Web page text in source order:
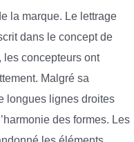
la marque. Le lettrage
dans le concept de
les concepteurs ont
Malgré sa
longues lignes droites
des formes. Les